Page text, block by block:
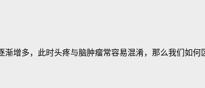
多，此时头疼与脑肿瘤常容易混淆，那么我们如何